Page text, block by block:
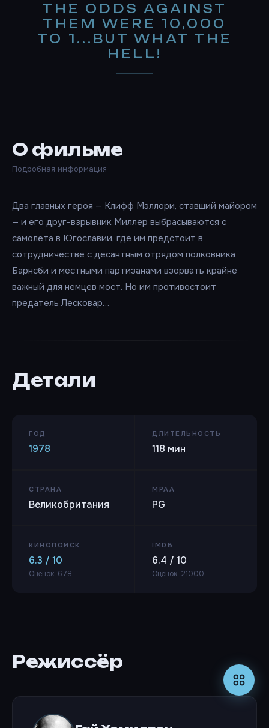
THE ODDS AGAINST
THEM WERE 10,000
TO 1...BUT WHAT THE
HELL!
О фильме
Подробная информация
Два главных героя — Клифф Мэллори, ставший майором
— и его друг-взрывник Миллер выбрасываются с
самолета в Югославии, где им предстоит в
сотрудничестве с десантным отрядом полковника
Барнсби и местными партизанами взорвать крайне
важный для немцев мост. Но им противостоит
предатель Лесковар…
Детали
ГОД
1978
ДЛИТЕЛЬНОСТЬ
118 мин
СТРАНА
Великобритания
MPAA
PG
КИНОПОИСК
6.3 / 10
Оценок: 678
IMDB
6.4 / 10
Оценок: 21000
Режиссёр